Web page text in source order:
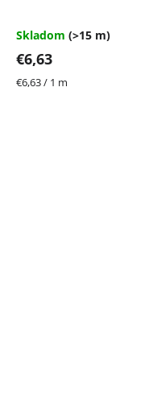
Skladom (>15 m)
€6,63
Jednotková
€6,63 / 1 m